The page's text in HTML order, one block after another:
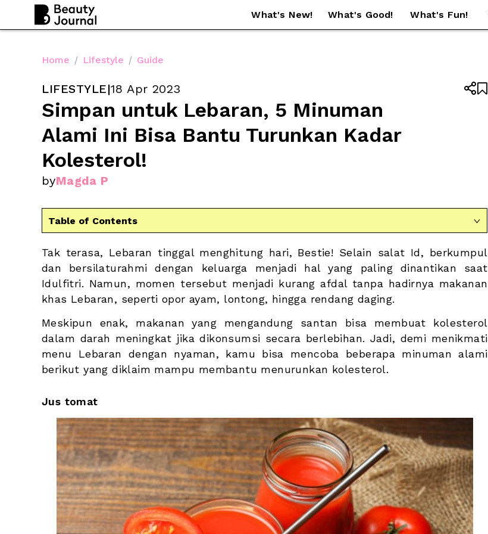
What's New! What's Good! What's Fun!
Home / Lifestyle / Guide
LIFESTYLE|18 Apr 2023
Simpan untuk Lebaran, 5 Minuman
Alami Ini Bisa Bantu Turunkan Kadar
Kolesterol!
byMagda P


Table of Contents 
Tak terasa, Lebaran tinggal menghitung hari, Bestie! Selain salat Id, berkumpul
dan bersilaturahmi dengan keluarga menjadi hal yang paling dinantikan saat
Idulfitri. Namun, momen tersebut menjadi kurang afdal tanpa hadirnya makanan
khas Lebaran, seperti opor ayam, lontong, hingga rendang daging.
Meskipun enak, makanan yang mengandung santan bisa membuat kolesterol
dalam darah meningkat jika dikonsumsi secara berlebihan. Jadi, demi menikmati
menu Lebaran dengan nyaman, kamu bisa mencoba beberapa minuman alami
berikut yang diklaim mampu membantu menurunkan kolesterol.
Jus tomat